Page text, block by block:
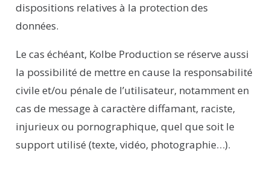
dispositions relatives à la protection des
données.
Le cas échéant, Kolbe Production se réserve aussi
la possibilité de mettre en cause la responsabilité
civile et/ou pénale de l’utilisateur, notamment en
cas de message à caractère diffamant, raciste,
injurieux ou pornographique, quel que soit le
support utilisé (texte, vidéo, photographie…).